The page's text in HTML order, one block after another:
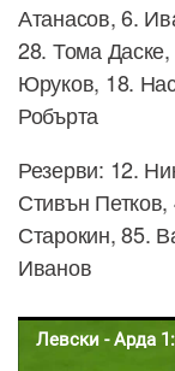
Атанасов, 6.
28. Тома
Юруков, 18.
Робърта
Резерви: 12.
Стивън
Старокин, 85.
Иванов